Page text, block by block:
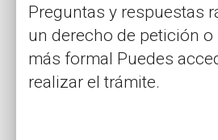
Preguntas y respuestas
un derecho de petición
más formal Puedes
realizar el trámite.